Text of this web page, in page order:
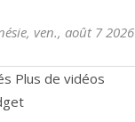
ven., août 7 2026
Plus de vidéos